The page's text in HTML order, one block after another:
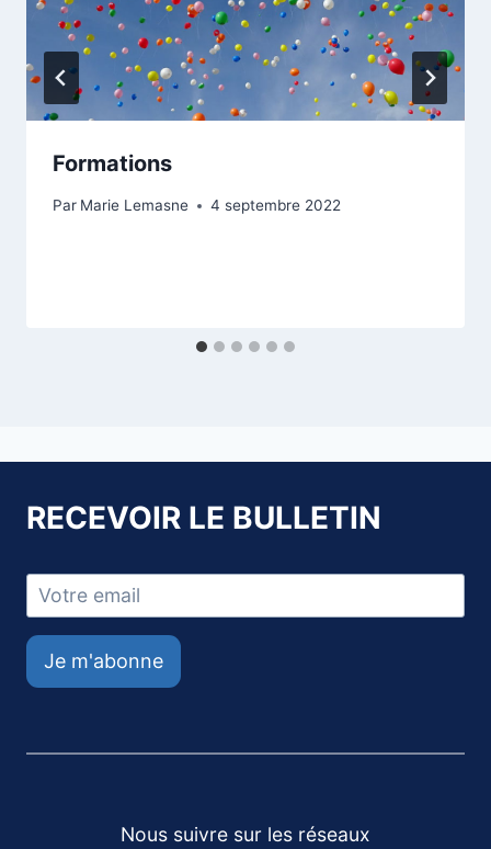
Formations
Par Marie Lemasne 4 septembre 2022
RECEVOIR LE BULLETIN
Je m'abonne
Nous suivre sur les réseaux